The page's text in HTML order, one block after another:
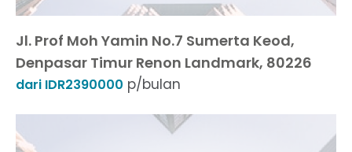
Jl. Prof Moh Yamin No.7 Sumerta Keod,
Denpasar Timur Renon Landmark, 80226
dari IDR2390000 p/bulan